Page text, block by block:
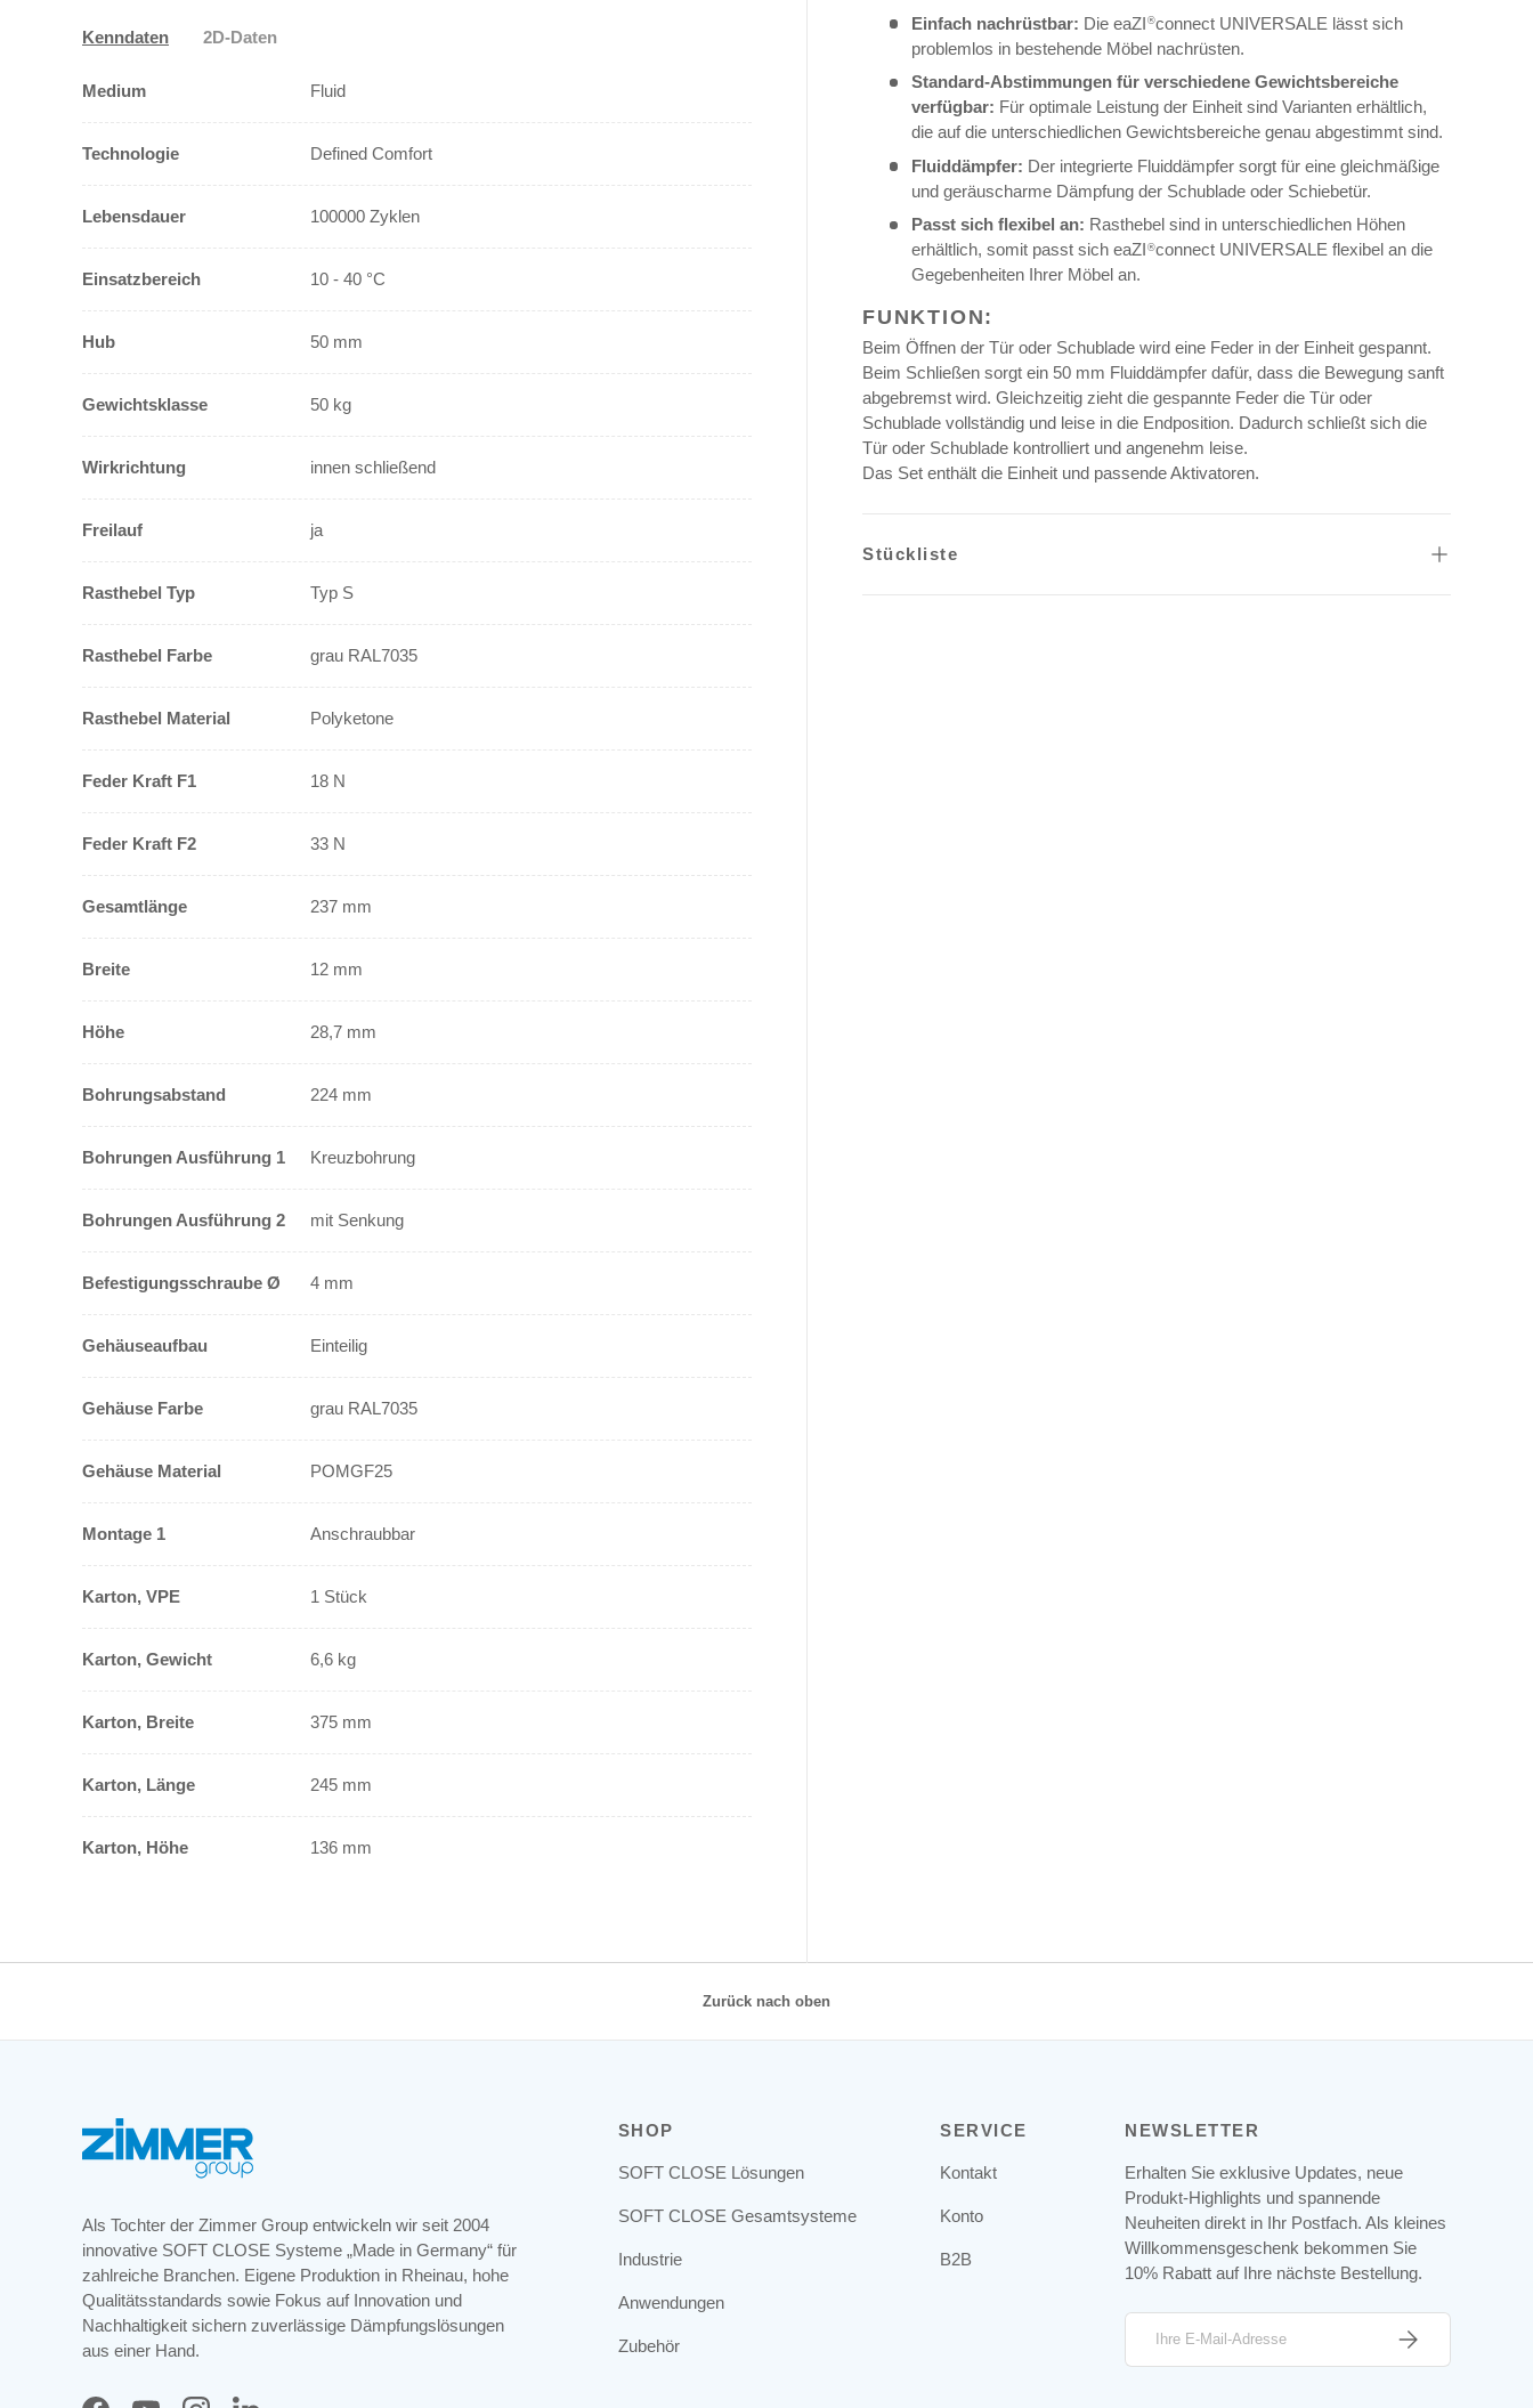
Einfach nachrüstbar: Die eaZI ®connect UNIVERSALE lässt sich
problemlos in bestehende Möbel nachrüsten.
Standard-Abstimmungen für verschiedene Gewichtsbereiche
verfügbar: Für optimale Leistung der Einheit sind Varianten erhältlich,
die auf die unterschiedlichen Gewichtsbereiche genau abgestimmt sind.
Fluiddämpfer: Der integrierte Fluiddämpfer sorgt für eine gleichmäßige
und geräuscharme Dämpfung der Schublade oder Schiebetür.
Passt sich flexibel an: Rasthebel sind in unterschiedlichen Höhen
erhältlich, somit passt sich eaZI ®connect UNIVERSALE flexibel an die
Gegebenheiten Ihrer Möbel an.
FUNKTION:
Beim Öffnen der Tür oder Schublade wird eine Feder in der Einheit gespannt.
Beim Schließen sorgt ein 50 mm Fluiddämpfer dafür, dass die Bewegung sanft
abgebremst wird. Gleichzeitig zieht die gespannte Feder die Tür oder
Schublade vollständig und leise in die Endposition. Dadurch schließt sich die
Tür oder Schublade kontrolliert und angenehm leise.
Das Set enthält die Einheit und passende Aktivatoren.
Stückliste
Kenndaten 2D-Daten
Medium Fluid
Technologie Defined Comfort
Lebensdauer 100000 Zyklen
Einsatzbereich 10 - 40 °C
Hub 50 mm
Gewichtsklasse 50 kg
Wirkrichtung innen schließend
Freilauf ja
Rasthebel Typ Typ S
Rasthebel Farbe grau RAL7035
Rasthebel Material Polyketone
Feder Kraft F1 18 N
Feder Kraft F2 33 N
Gesamtlänge 237 mm
Breite 12 mm
Höhe 28,7 mm
Bohrungsabstand 224 mm
Bohrungen Ausführung 1 Kreuzbohrung
Bohrungen Ausführung 2 mit Senkung
Befestigungsschraube Ø 4 mm
Gehäuseaufbau Einteilig
Gehäuse Farbe grau RAL7035
Gehäuse Material POMGF25
Montage 1 Anschraubbar
Karton, VPE 1 Stück
Karton, Gewicht 6,6 kg
Karton, Breite 375 mm
Karton, Länge 245 mm
Karton, Höhe 136 mm
Zurück nach oben
Als Tochter der Zimmer Group entwickeln wir seit 2004
innovative SOFT CLOSE Systeme „Made in Germany“ für
zahlreiche Branchen. Eigene Produktion in Rheinau, hohe
Qualitätsstandards sowie Fokus auf Innovation und
Nachhaltigkeit sichern zuverlässige Dämpfungslösungen
aus einer Hand.
SHOP
SOFT CLOSE Lösungen
SOFT CLOSE Gesamtsysteme
Industrie
Anwendungen
Zubehör
SERVICE
Kontakt
Konto
B2B
NEWSLETTER
Erhalten Sie exklusive Updates, neue
Produkt-Highlights und spannende
Neuheiten direkt in Ihr Postfach. Als kleines
Willkommensgeschenk bekommen Sie
10% Rabatt auf Ihre nächste Bestellung.
E-Mail
ABONNIEREN